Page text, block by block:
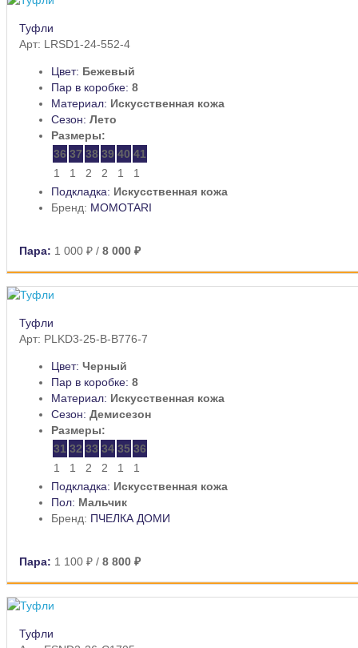
Туфли
Арт: LRSD1-24-552-4
Цвет: Бежевый
Пар в коробке: 8
Материал: Искусственная кожа
Сезон: Лето
Размеры:
36 37 38 39 40 41
1
1 2 2 1
1
Подкладка: Искусственная кожа
Бренд: MOMOTARI
Пара: 1 000 ₽ / 8 000 ₽
Туфли
Арт: PLKD3-25-B-B776-7
Цвет: Черный
Пар в коробке: 8
Материал: Искусственная кожа
Сезон: Демисезон
Размеры:
31 32 33 34 35 36
1
1 2 2 1
1
Подкладка: Искусственная кожа
Пол: Мальчик
Бренд: ПЧЕЛКА ДОМИ
Пара: 1 100 ₽ / 8 800 ₽
Туфли